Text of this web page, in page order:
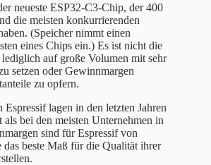
neueste ESP32-C3-Chip, der 400
die meisten konkurrierenden
(Speicher nimmt einen
eines Chips ein.) Es ist nicht die
auf große Volumen mit sehr
setzen oder Gewinnmargen
zu opfern.
lagen in den letzten Jahren
bei den meisten Unternehmen in
sind für Espressif von
das beste Maß für die Qualität ihrer